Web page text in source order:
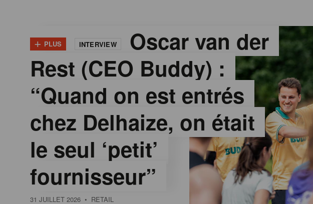
+ PLUS INTERVIEW
Oscar van der
Rest (CEO Buddy) :
“Quand on est entrés
chez Delhaize, on était
le seul ‘petit’
fournisseur”
31 JUILLET 2026 • RETAIL